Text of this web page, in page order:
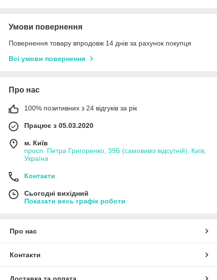
Умови повернення
Повернення товару впродовж 14 днів за рахунок покупця
Всі умови повернення
Про нас
100% позитивних з 24 відгуків за рік
Працює з 05.03.2020
м. Київ
просп. Петра Григоренко, 39Б (самовивіз відсутній), Київ,
Україна
Контакти
Сьогодні вихідний
Показати весь графік роботи
Про нас
Контакти
Доставка та оплата